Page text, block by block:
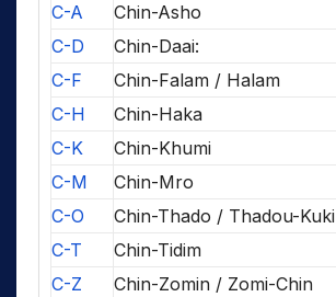
C-A
Chin-Asho
C-D
Chin-Daai:
C-F
Chin-Falam / Halam
C-H
Chin-Haka
C-K
Chin-Khumi
C-M
Chin-Mro
C-O
Chin-Thado / Thadou-Kuki
C-T
Chin-Tidim
C-Z
Chin-Zomin / Zomi-Chin